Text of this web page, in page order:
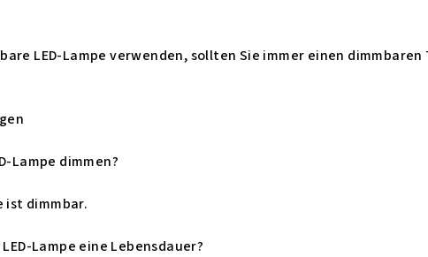
LED-Lampe verwenden, sollten Sie immer einen
Lampe dimmen?
ist dimmbar.
Lampe eine Lebensdauer?